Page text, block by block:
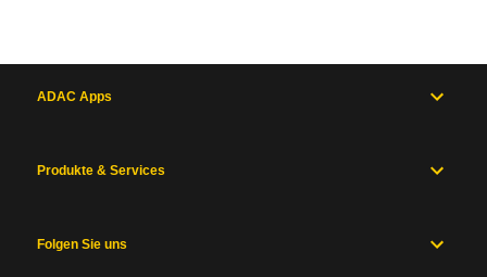
ADAC Apps
Produkte & Services
Folgen Sie uns